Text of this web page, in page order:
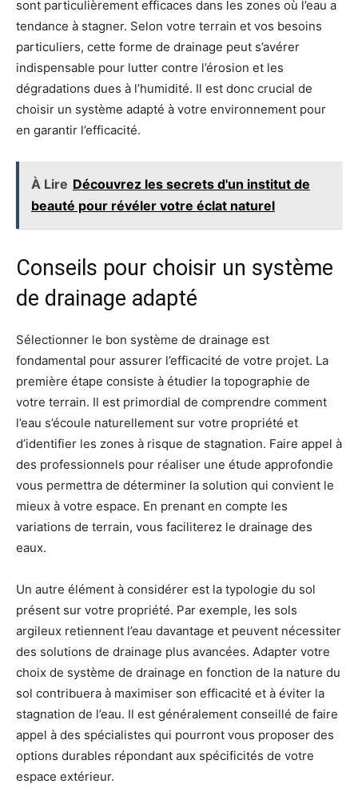
sont particulièrement efficaces dans les zones où l’eau a
tendance à stagner. Selon votre terrain et vos besoins
particuliers, cette forme de drainage peut s’avérer
indispensable pour lutter contre l’érosion et les
dégradations dues à l’humidité. Il est donc crucial de
choisir un système adapté à votre environnement pour
en garantir l’efficacité.
À Lire Découvrez les secrets d'un institut de
beauté pour révéler votre éclat naturel
Conseils pour choisir un système
de drainage adapté
Sélectionner le bon système de drainage est
fondamental pour assurer l’efficacité de votre projet. La
première étape consiste à étudier la topographie de
votre terrain. Il est primordial de comprendre comment
l’eau s’écoule naturellement sur votre propriété et
d’identifier les zones à risque de stagnation. Faire appel à
des professionnels pour réaliser une étude approfondie
vous permettra de déterminer la solution qui convient le
mieux à votre espace. En prenant en compte les
variations de terrain, vous faciliterez le drainage des
eaux.
Un autre élément à considérer est la typologie du sol
présent sur votre propriété. Par exemple, les sols
argileux retiennent l’eau davantage et peuvent nécessiter
des solutions de drainage plus avancées. Adapter votre
choix de système de drainage en fonction de la nature du
sol contribuera à maximiser son efficacité et à éviter la
stagnation de l’eau. Il est généralement conseillé de faire
appel à des spécialistes qui pourront vous proposer des
options durables répondant aux spécificités de votre
espace extérieur.